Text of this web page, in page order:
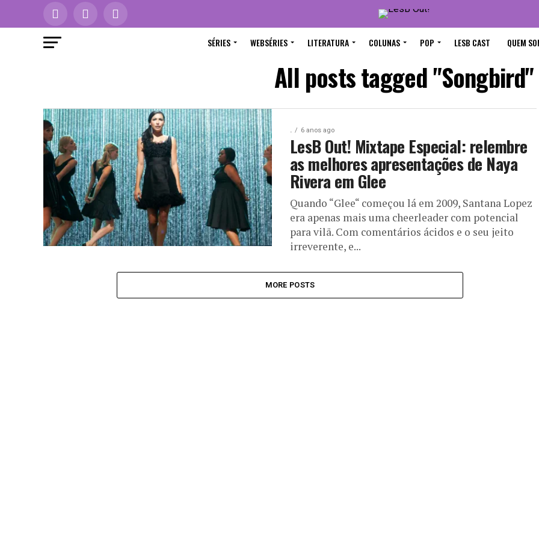
SÉRIES WEBSÉRIES LITERATURA COLUNAS POP LESB CAST QUEM
All posts tagged "Songbird"
. 6 anos ago
LesB Out! Mixtape Especial: relembre
as melhores apresentações de Naya
Rivera em Glee
Quando “Glee“ começou lá em 2009, Santana Lopez
era apenas mais uma cheerleader com potencial
para vilã. Com comentários ácidos e o seu jeito
irreverente, e...
MORE POSTS